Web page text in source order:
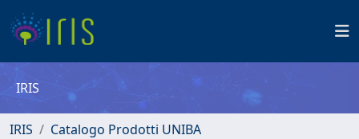
IRIS
IRIS
Catalogo Prodotti UNIBA